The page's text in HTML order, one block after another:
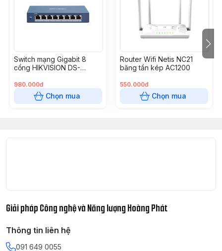
– Nguồn cấp: 53 VDC, 1.226 A
– Kích thước (mm): 130 mm X 90 mm X 26 mm
– Bảo hành: 2 năm.
Switch mạng Gigabit 8
cổng HIKVISION DS-
980.000đ
Chọn mua
Router Wifi Netis NC21
băng tần kép AC1200
550.000đ
Chọn mua
Giải pháp Công nghệ và Năng lượng Hoàng Phát
Thông tin liên hệ
091 649 0055